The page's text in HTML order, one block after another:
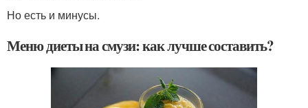
Но есть и минусы.
Меню диеты на смузи: как лучше составить?